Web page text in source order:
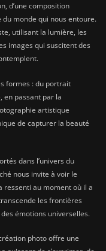
d’une composition
monde qui nous entoure.
utilisant la lumière, les
images qui suscitent des
formes : du portrait
en passant par la
artistique
de capturer la beauté
dans l’univers du
nous invite à voir le
ressenti au moment où il a
les frontières
émotions universelles.
photo offre une